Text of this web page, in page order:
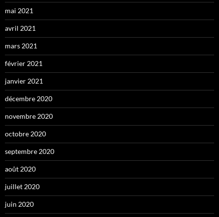
mai 2021
avril 2021
mars 2021
février 2021
janvier 2021
décembre 2020
novembre 2020
octobre 2020
septembre 2020
août 2020
juillet 2020
juin 2020